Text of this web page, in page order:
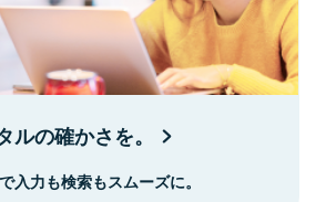
ルの確かさを。
入力も検索もスムーズに。